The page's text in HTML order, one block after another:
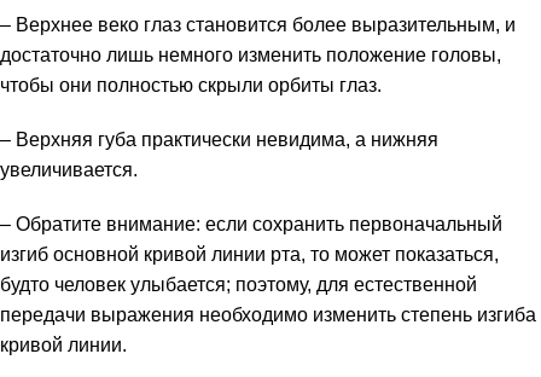
– Верхнее веко глаз становится более выразительным, и
достаточно лишь немного изменить положение головы,
чтобы они полностью скрыли орбиты глаз.
– Верхняя губа практически невидима, а нижняя
увеличивается.
– Обратите внимание: если сохранить первоначальный
изгиб основной кривой линии рта, то может показаться,
будто человек улыбается; поэтому, для естественной
передачи выражения необходимо изменить степень изгиба
кривой линии.